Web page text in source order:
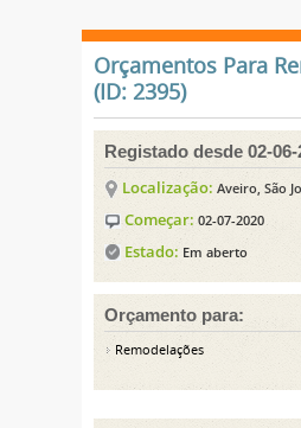
Orçamentos Para
(ID: 2395)
Registado desde 02-06-
Localização: Aveiro, São
Começar: 02-07-2020
Estado: Em aberto
Orçamento para:
Remodelações